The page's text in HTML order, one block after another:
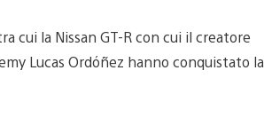
cui la Nissan GT-R con cui il creatore
Lucas Ordóñez hanno conquistato la